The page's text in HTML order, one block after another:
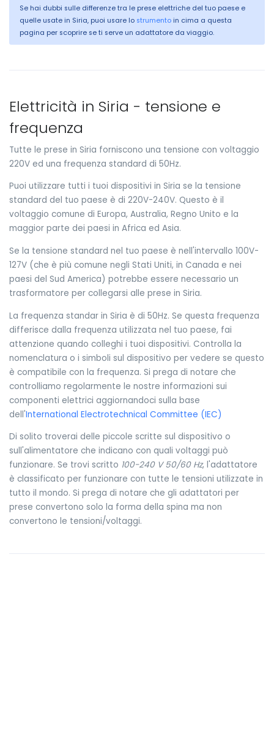
Se hai dubbi sulle differenze tra le prese elettriche del tuo paese e
quelle usate in Siria, puoi usare lo strumento in cima a questa
pagina per scoprire se ti serve un adattatore da viaggio.
Elettricità in Siria - tensione e
frequenza
Tutte le prese in Siria forniscono una tensione con voltaggio
220V ed una frequenza standard di 50Hz.
Puoi utilizzare tutti i tuoi dispositivi in Siria se la tensione
standard del tuo paese è di 220V-240V. Questo è il
voltaggio comune di Europa, Australia, Regno Unito e la
maggior parte dei paesi in Africa ed Asia.
Se la tensione standard nel tuo paese è nell'intervallo 100V-
127V (che è più comune negli Stati Uniti, in Canada e nei
paesi del Sud America) potrebbe essere necessario un
trasformatore per collegarsi alle prese in Siria.
La frequenza standar in Siria è di 50Hz. Se questa frequenza
differisce dalla frequenza utilizzata nel tuo paese, fai
attenzione quando colleghi i tuoi dispositivi. Controlla la
nomenclatura o i simboli sul dispositivo per vedere se questo
è compatibile con la frequenza. Si prega di notare che
controlliamo regolarmente le nostre informazioni sui
componenti elettrici aggiornandoci sulla base
dell'International Electrotechnical Committee (IEC)
Di solito troverai delle piccole scritte sul dispositivo o
sull'alimentatore che indicano con quali voltaggi può
funzionare. Se trovi scritto 100-240 V 50/60 Hz, l'adattatore
è classificato per funzionare con tutte le tensioni utilizzate in
tutto il mondo. Si prega di notare che gli adattatori per
prese convertono solo la forma della spina ma non
convertono le tensioni/voltaggi.